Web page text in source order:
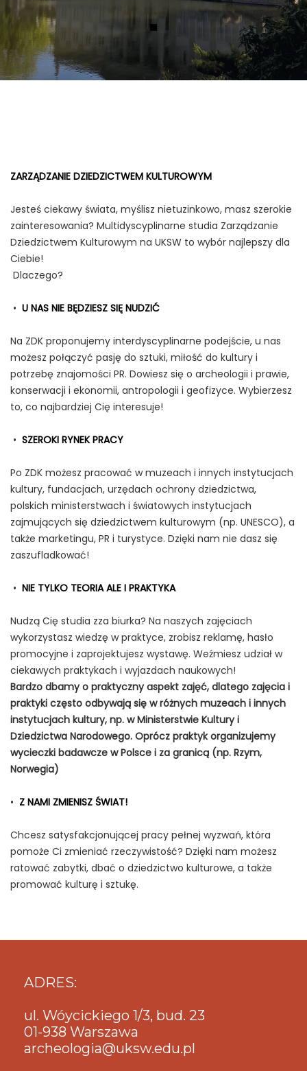
ZARZĄDZANIE DZIEDZICTWEM KULTUROWYM
Jesteś ciekawy świata, myślisz nietuzinkowo, masz szerokie
zainteresowania? Multidyscyplinarne studia Zarządzanie
Dziedzictwem Kulturowym na UKSW to wybór najlepszy dla
Ciebie!
Dlaczego?
• U NAS NIE BĘDZIESZ SIĘ NUDZIĆ
Na ZDK proponujemy interdyscyplinarne podejście, u nas
możesz połączyć pasję do sztuki, miłość do kultury i
potrzebę znajomości PR. Dowiesz się o archeologii i prawie,
konserwacji i ekonomii, antropologii i geofizyce. Wybierzesz
to, co najbardziej Cię interesuje!
• SZEROKI RYNEK PRACY
Po ZDK możesz pracować w muzeach i innych instytucjach
kultury, fundacjach, urzędach ochrony dziedzictwa,
polskich ministerstwach i światowych instytucjach
zajmujących się dziedzictwem kulturowym (np. UNESCO), a
także marketingu, PR i turystyce. Dzięki nam nie dasz się
zaszufladkować!
• NIE TYLKO TEORIA ALE I PRAKTYKA
Nudzą Cię studia zza biurka? Na naszych zajęciach
wykorzystasz wiedzę w praktyce, zrobisz reklamę, hasło
promocyjne i zaprojektujesz wystawę. Weźmiesz udział w
ciekawych praktykach i wyjazdach naukowych!
Bardzo dbamy o praktyczny aspekt zajęć, dlatego zajęcia i
praktyki często odbywają się w różnych muzeach i innych
instytucjach kultury, np. w Ministerstwie Kultury i
Dziedzictwa Narodowego. Oprócz praktyk organizujemy
wycieczki badawcze w Polsce i za granicą (np. Rzym,
Norwegia)
• Z NAMI ZMIENISZ ŚWIAT!
Chcesz satysfakcjonującej pracy pełnej wyzwań, która
pomoże Ci zmieniać rzeczywistość? Dzięki nam możesz
ratować zabytki, dbać o dziedzictwo kulturowe, a także
promować kulturę i sztukę.
ADRES:
ul. Wóycickiego 1/3, bud. 23
01-938 Warszawa
archeologia@uksw.edu.pl